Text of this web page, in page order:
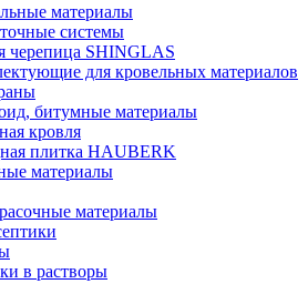
материалы
системы
черепица SHINGLAS
для кровельных материалов
битумные материалы
кровля
плитка HAUBERK
материалы
материалы
в растворы